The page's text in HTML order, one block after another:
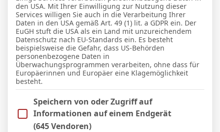
Levante Athletic Club
5
8 Nov. 2025 - 14:00
Girona
1
Alaves
24 Okt. 2025
Real Sociedad
2 1
den USA. Mit Ihrer Einwilligung zur Nutzung dieser
Services willigen Sie auch in die Verarbeitung Ihrer
Daten in den USA gemäß Art. 49 (1) lit. a GDPR ein. Der
EuGH stuft die USA als ein Land mit unzureichendem
Datenschutz nach EU-Standards ein. Es besteht
beispielsweise die Gefahr, dass US-Behörden
personenbezogene Daten in
Überwachungsprogrammen verarbeiten, ohne dass für
Europäerinnen und Europäer eine Klagemöglichkeit
besteht.
Im Folgenden finden Sie eine Liste der Zwecke des IAB
Speichern von oder Zugriff auf
Informationen auf einem Endgerät
(645 Vendoren)